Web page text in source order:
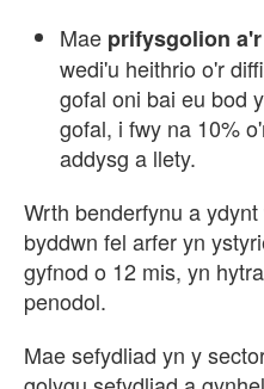
Mae prifysgolion
wedi'u heithrio o'r
gofal oni bai eu
gofal, i fwy na 10%
addysg a llety.
Wrth benderfynu a
byddwn fel arfer yn
gyfnod o 12 mis, yn
penodol.
Mae sefydliad yn y